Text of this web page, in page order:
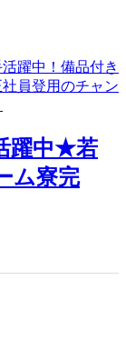
躍中★若
ム寮完